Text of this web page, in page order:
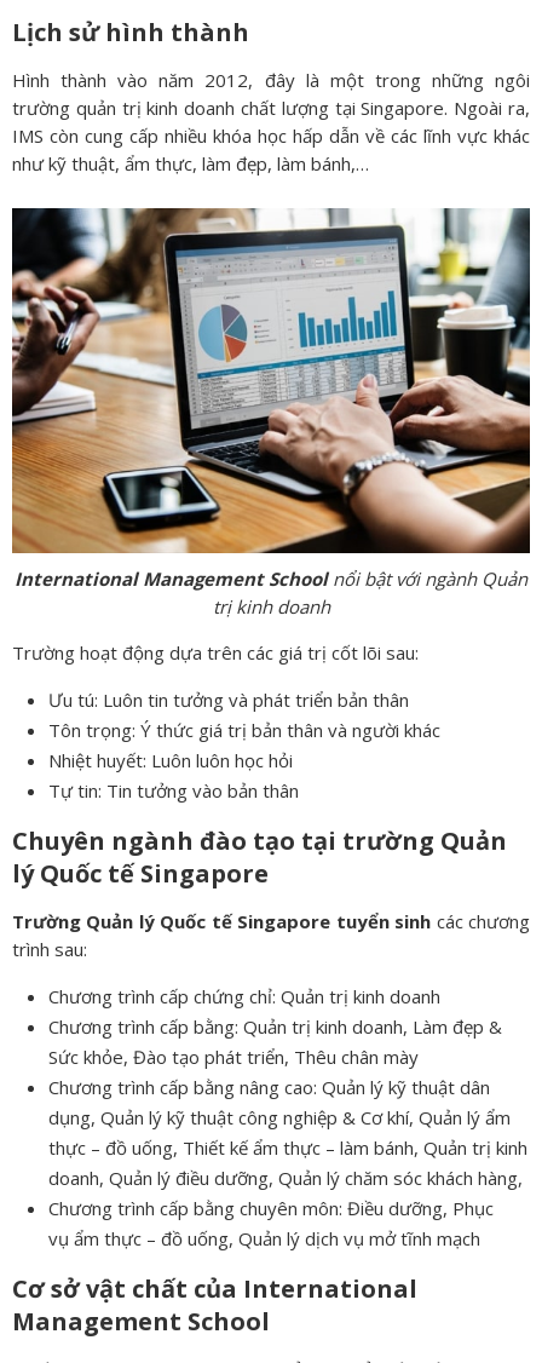
Lịch sử hình thành
Hình thành vào năm 2012, đây là một trong những ngôi
trường quản trị kinh doanh chất lượng tại Singapore. Ngoài ra,
IMS còn cung cấp nhiều khóa học hấp dẫn về các lĩnh vực khác
như kỹ thuật, ẩm thực, làm đẹp, làm bánh,…
International Management Schoolnổi bật với ngành Quản
trị kinh doanh
Trường hoạt động dựa trên các giá trị cốt lõi sau:
Ưu tú: Luôn tin tưởng và phát triển bản thân
Tôn trọng: Ý thức giá trị bản thân và người khác
Nhiệt huyết: Luôn luôn học hỏi
Tự tin: Tin tưởng vào bản thân
Chuyên ngành đào tạo tại trường Quản
lý Quốc tế Singapore
Trường Quản lý Quốc tế Singapore tuyển sinh các chương
trình sau:
Chương trình cấp chứng chỉ: Quản trị kinh doanh
Chương trình cấp bằng: Quản trị kinh doanh, Làm đẹp &
Sức khỏe, Đào tạo phát triển, Thêu chân mày
Chương trình cấp bằng nâng cao: Quản lý kỹ thuật dân
dụng, Quản lý kỹ thuật công nghiệp & Cơ khí, Quản lý ẩm
thực – đồ uống, Thiết kế ẩm thực – làm bánh, Quản trị kinh
doanh, Quản lý điều dưỡng, Quản lý chăm sóc khách hàng,
Chương trình cấp bằng chuyên môn: Điều dưỡng, Phục
vụ ẩm thực – đồ uống, Quản lý dịch vụ mở tĩnh mạch
Cơ sở vật chất của International
Management School